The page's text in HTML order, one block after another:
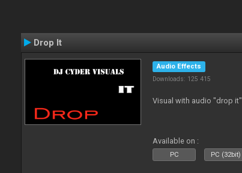
Drop It
Audio Effects
Downloads: 125 415
Visual with audio "drop it"
Available on :
PC PC (32bit)